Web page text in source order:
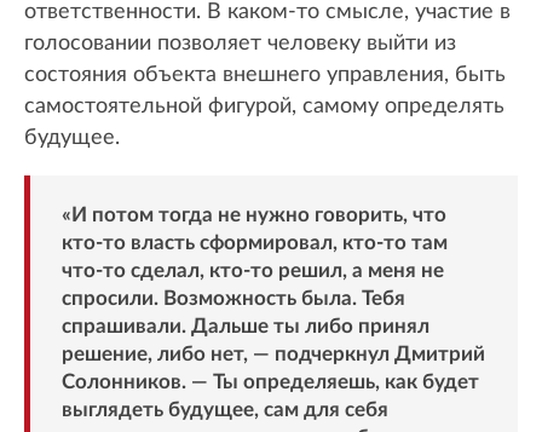
ответственности. В каком-то смысле, участие в
голосовании позволяет человеку выйти из
состояния объекта внешнего управления, быть
самостоятельной фигурой, самому определять
будущее.
«И потом тогда не нужно говорить, что
кто-то власть сформировал, кто-то там
что-то сделал, кто-то решил, а меня не
спросили. Возможность была. Тебя
спрашивали. Дальше ты либо принял
решение, либо нет, — подчеркнул Дмитрий
Солонников. — Ты определяешь, как будет
выглядеть будущее, сам для себя